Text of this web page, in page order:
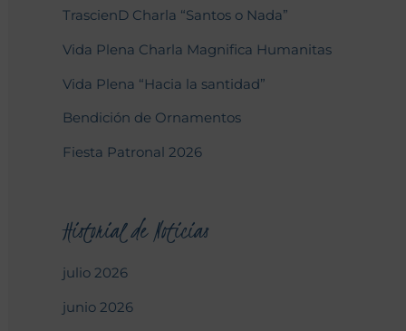
TrascienD Charla “Santos o Nada”
Vida Plena Charla Magnifica Humanitas
Vida Plena “Hacia la santidad”
Bendición de Ornamentos
Fiesta Patronal 2026
Historial de Noticias
julio 2026
junio 2026